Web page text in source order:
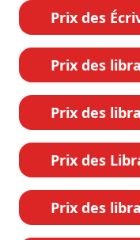
Prix des
Prix des
Prix des
Prix des
Prix des